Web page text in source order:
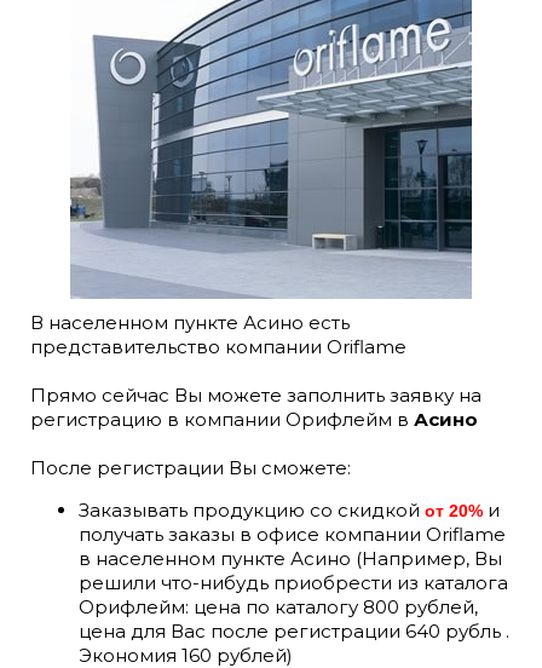
В населенном пункте Асино есть
представительство компании Oriflame
Прямо сейчас Вы можете заполнить заявку на
регистрацию в компании Орифлейм в Асино
После регистрации Вы сможете:
Заказывать продукцию со скидкой от 20% и
получать заказы в офисе компании Oriflame
в населенном пункте Асино (Например, Вы
решили что-нибудь приобрести из каталога
Орифлейм: цена по каталогу 800 рублей,
цена для Вас после регистрации 640 рубль .
Экономия 160 рублей)